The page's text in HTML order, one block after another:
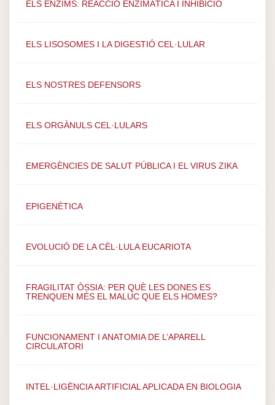
ELS ENZIMS: REACCIÓ ENZIMÀTICA I INHIBICIÓ
ELS LISOSOMES I LA DIGESTIÓ CEL·LULAR
ELS NOSTRES DEFENSORS
ELS ORGÀNULS CEL·LULARS
EMERGÈNCIES DE SALUT PÚBLICA I EL VIRUS ZIKA
EPIGENÈTICA
EVOLUCIÓ DE LA CÈL·LULA EUCARIOTA
FRAGILITAT ÒSSIA: PER QUÈ LES DONES ES
TRENQUEN MÉS EL MALUC QUE ELS HOMES?
FUNCIONAMENT I ANATOMIA DE L’APARELL
CIRCULATORI
INTEL·LIGÈNCIA ARTIFICIAL APLICADA EN BIOLOGIA